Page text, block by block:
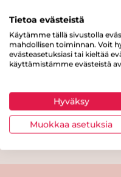
Kuitua
Proteiinia
Suolaa
Tulosta sivu
Tietoa evästeistä
Käytämme tällä sivustolla
mahdollisen toiminnan. Voit
evästeasetuksiasi tai kieltää
käyttämistämme evästeistä
Hyväksy
Muokkaa asetuksia